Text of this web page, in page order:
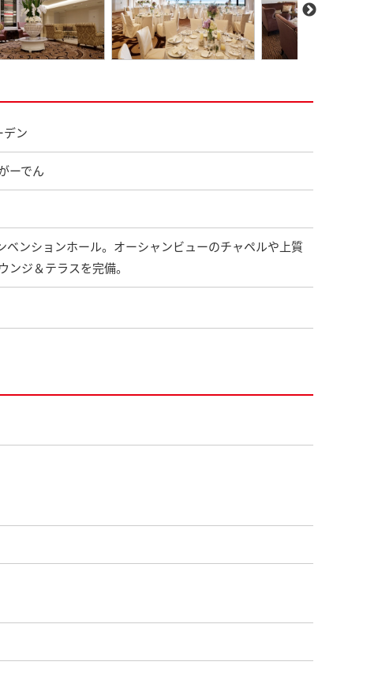
デン
ーでん
ンションホール。オーシャンビューのチャペルや上質
ンジ＆テラスを完備。